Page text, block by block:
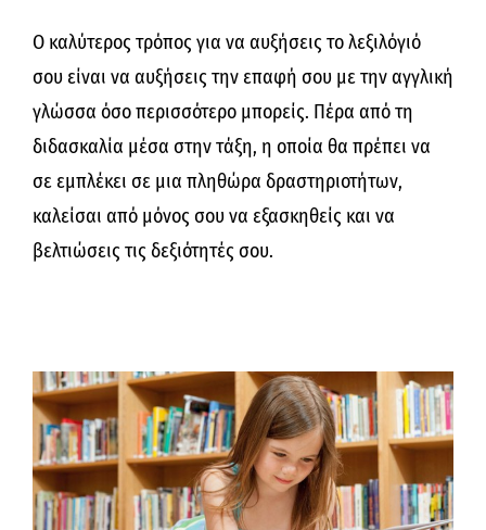
Ο καλύτερος τρόπος για να αυξήσεις το λεξιλόγιό
σου είναι να αυξήσεις την επαφή σου με την αγγλική
γλώσσα όσο περισσότερο μπορείς. Πέρα από τη
διδασκαλία μέσα στην τάξη, η οποία θα πρέπει να
σε εμπλέκει σε μια πληθώρα δραστηριοτήτων,
καλείσαι από μόνος σου να εξασκηθείς και να
βελτιώσεις τις δεξιότητές σου.